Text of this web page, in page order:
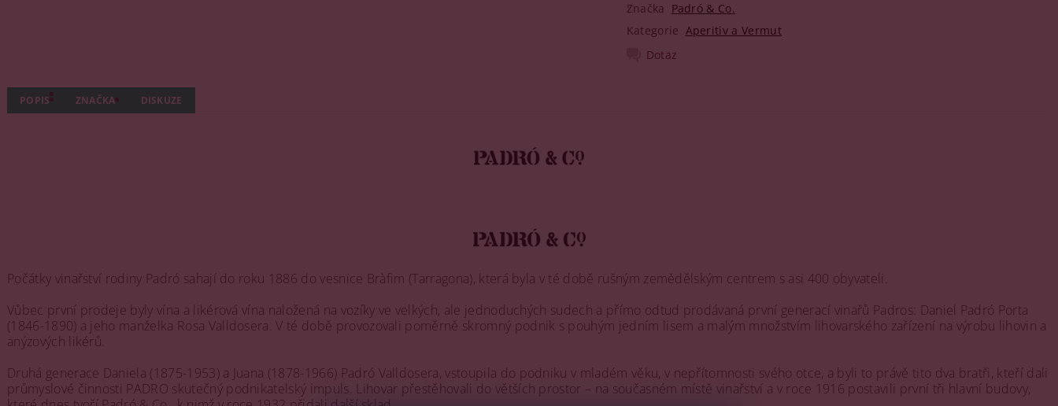
Značka Padró & Co.
Kategorie Aperitiv a Vermut
Dotaz
POPIS ZNAČKA DISKUZE
Počátky vinařství rodiny Padró sahají do roku 1886 do vesnice Bràfim (Tarragona), která byla v té době rušným zemědělským centrem s asi 400 obyvateli.
Vůbec první prodeje byly vína a likérová vína naložená na vozíky ve velkých, ale jednoduchých sudech a přímo odtud prodávaná první generací vinařů Padros: Daniel Padró Porta
(1846-1890) a jeho manželka Rosa Valldosera. V té době provozovali poměrně skromný podnik s pouhým jedním lisem a malým množstvím lihovarského zařízení na výrobu lihovin a
anýzových likérů.
Druhá generace Daniela (1875-1953) a Juana (1878-1966) Padró Valldosera, vstoupila do podniku v mladém věku, v nepřítomnosti svého otce, a byli to právě tito dva bratři, kteří dali
průmyslové činnosti PADRO skutečný podnikatelský impuls. Lihovar přestěhovali do větších prostor – na současném místě vinařství a v roce 1916 postavili první tři hlavní budovy,